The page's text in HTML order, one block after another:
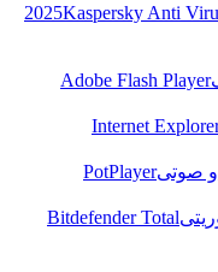
Kaspersky
Adobe Flash
Internet
PotPlayer
Bitdefender